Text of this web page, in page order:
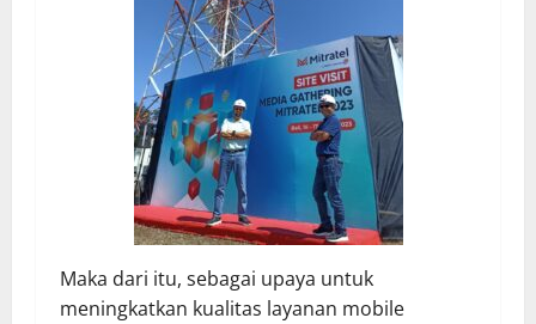
Maka dari itu, sebagai upaya untuk
meningkatkan kualitas layanan mobile